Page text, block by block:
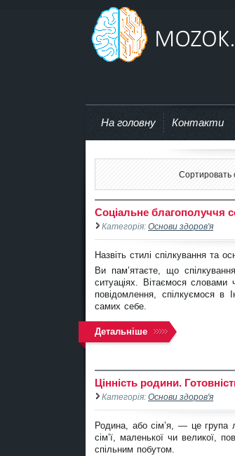
На головну Контакти
Сортировать
Соціальне благополуччя
Категорія: Основи здоров'я
Назвіть стилі спілкування та
Ви пам’ятаєте, що
ситуаціях. Вітаємося
повідомлення, спілкуємося в
самих себе.
Детальніше
Цінність родини.
Категорія: Основи здоров'я
Родина, або сім’я, — це група
сім’ї, маленької чи великої,
спільним побутом.